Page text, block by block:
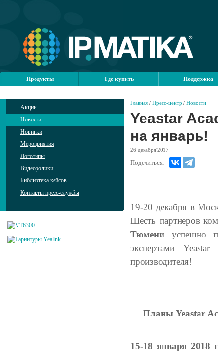
Продукты Где купить Поддержка
Акции
Новости
Новинки
Мероприятия
Логотипы
Видеоролики
Библиотека кейсов
Контакты пресс-службы
Главная / Пресс-центр / Новости
Yeastar
на январь!
26 декабря'2017
Поделиться:
19-20 декабря в
Шесть партнеров
Тюмени успешно
экспертами
производителя!
Планы Yeastar
15-18 января 2018